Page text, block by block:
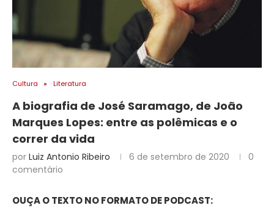
Cultura Literatura
A biografia de José Saramago, de João
Marques Lopes: entre as polêmicas e o
correr da vida
por Luiz Antonio Ribeiro 6 de setembro de 2020
0
comentário
OUÇA O TEXTO NO FORMATO DE PODCAST: